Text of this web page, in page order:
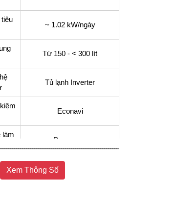
~ 1.02 kW/ngày
Từ 150 - < 300 lít
Tủ lạnh Inverter
Econavi
làm
Panorama
Công nghệ kháng khuẩn Ag
Clean với tinh thể bạc Ag+
Xem Thông Số